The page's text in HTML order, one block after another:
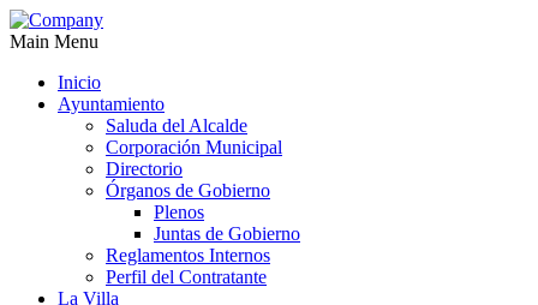
Main Menu
Inicio
Ayuntamiento
Saluda del Alcalde
Corporación Municipal
Directorio
Órganos de Gobierno
Plenos
Juntas de Gobierno
Reglamentos Internos
Perfil del Contratante
La Villa